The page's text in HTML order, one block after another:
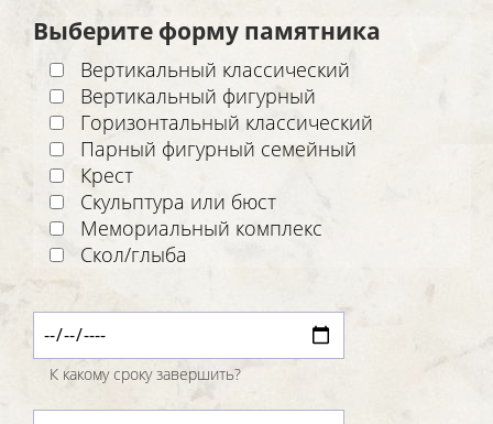
Выберите форму памятника
Вертикальный классический
Вертикальный фигурный
Горизонтальный классический
Парный фигурный семейный
Крест
Скульптура или бюст
Мемориальный комплекс
Скол/глыба
К какому сроку завершить?